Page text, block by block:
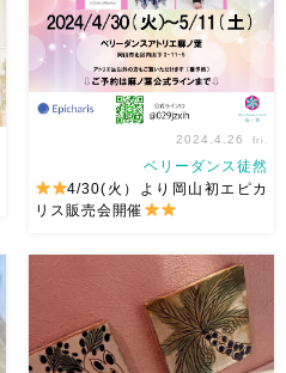
ロアダンスって？②Awalemっ
て何？③A […]
大阪でオリジナルレッスン着を
制作されているエピカリスさん
の岡山初の販売会を麻ノ葉にて
開催します アトリエ生以外で
もご覧いただけます（ご予約く
2024.4.26 fri.
ベリーダンス徒然
4/30(火）より岡山初エピカ
リス販売会開催